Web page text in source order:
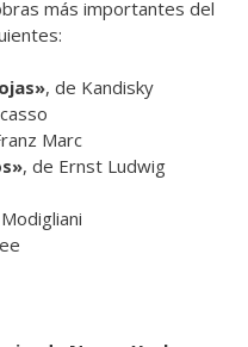
más importantes del
, de Kandisky
Marc
, de Ernst Ludwig